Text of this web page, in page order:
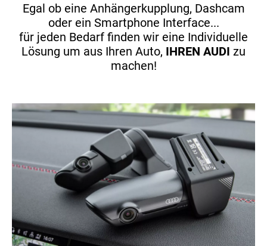
Egal ob eine Anhängerkupplung, Dashcam
oder ein Smartphone Interface...
für jeden Bedarf finden wir eine Individuelle
Lösung um aus Ihren Auto, IHREN AUDI zu
machen!